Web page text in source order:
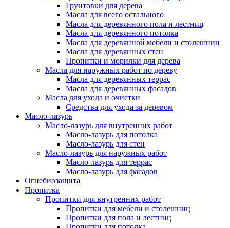
Грунтовки для дерева
Масла для всего остального
Масла для деревянного пола и лестниц
Масла для деревянного потолка
Масла для деревянной мебели и столешниц
Масла для деревянных стен
Пропитки и морилки для дерева
Масла для наружных работ по дереву
Масла для деревянных террас
Масла для деревянных фасадов
Масла для ухода и очистки
Средства для ухода за деревом
Масло-лазурь
Масло-лазурь для внутренних работ
Масло-лазурь для потолка
Масло-лазурь для стен
Масло-лазурь для наружных работ
Масло-лазурь для террас
Масло-лазурь для фасадов
Огнебиозащита
Пропитка
Пропитки для внутренних работ
Пропитки для мебели и столешниц
Пропитки для пола и лестниц